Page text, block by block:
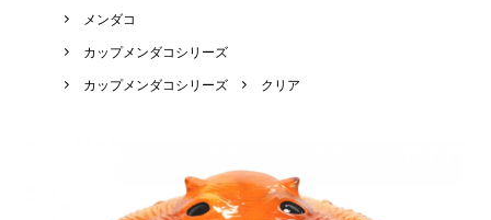
メンダコ
カップメンダコシリーズ
カップメンダコシリーズ
クリア